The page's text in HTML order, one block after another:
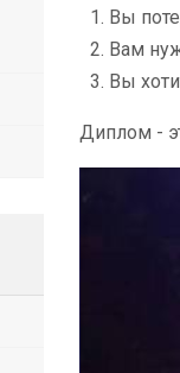
Вы
Вам
Вы
Диплом -